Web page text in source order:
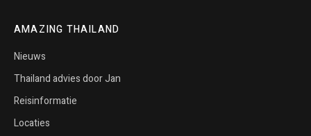
AMAZING THAILAND
Nieuws
Thailand advies door Jan
Reisinformatie
Locaties